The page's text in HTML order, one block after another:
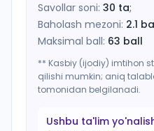
Savollar soni: 30 ta;
Baholash mezoni: 2.1
Maksimal ball: 63 ball
** Kasbiy (ijodiy) imtihon
qilishi mumkin; aniq
tomonidan belgilanadi.
Ushbu ta'lim